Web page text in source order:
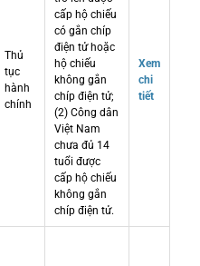
Thủ
tục
hành
chính
cấp hộ chiếu
có gắn chíp
điện tử hoặc
hộ chiếu
không gắn
chíp điện tử;
(2) Công dân
Việt Nam
chưa đủ 14
tuổi được
cấp hộ chiếu
không gắn
chíp điện tử.
Xem
chi
tiết